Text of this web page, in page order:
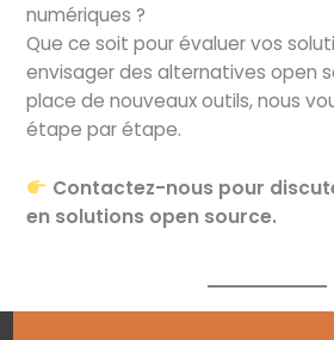
numériques ?
Que ce soit pour évaluer vos
envisager des alternatives open
place de nouveaux outils, nous
étape par étape.
Contactez-nous pour
en solutions open source.